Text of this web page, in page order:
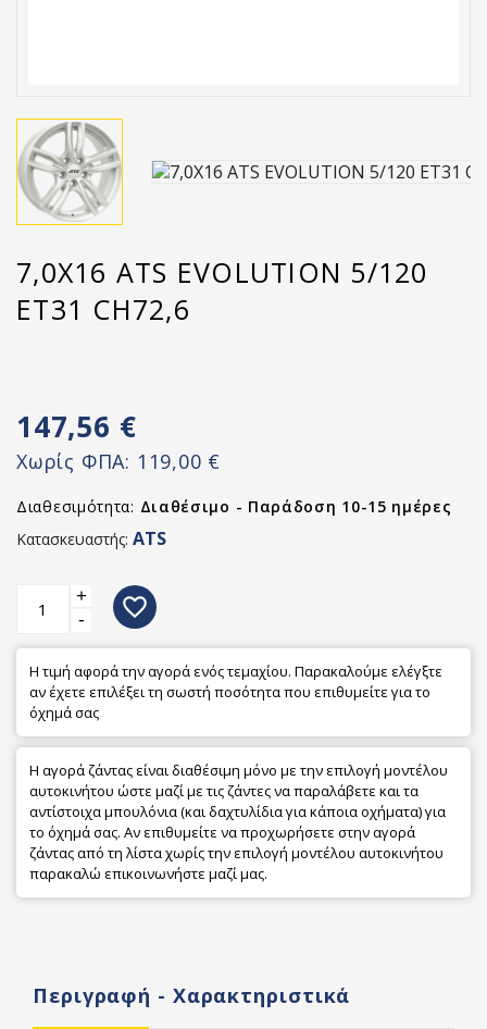
7,0X16 ATS EVOLUTION 5/120
ET31 CH72,6
147,56 €
Χωρίς ΦΠΑ: 119,00 €
Διαθεσιμότητα: Διαθέσιμο - Παράδοση 10-15 ημέρες
Κατασκευαστής: ATS
+
-
favorite_border
Η τιμή αφορά την αγορά ενός τεμαχίου. Παρακαλούμε ελέγξτε
αν έχετε επιλέξει τη σωστή ποσότητα που επιθυμείτε για το
όχημά σας
Η αγορά ζάντας είναι διαθέσιμη μόνο με την επιλογή μοντέλου
αυτοκινήτου ώστε μαζί με τις ζάντες να παραλάβετε και τα
αντίστοιχα μπουλόνια (και δαχτυλίδια για κάποια οχήματα) για
το όχημά σας. Αν επιθυμείτε να προχωρήσετε στην αγορά
ζάντας από τη λίστα χωρίς την επιλογή μοντέλου αυτοκινήτου
παρακαλώ επικοινωνήστε μαζί μας.
Περιγραφή - Χαρακτηριστικά